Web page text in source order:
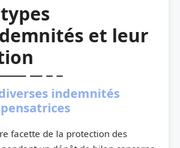
et leur
indemnités
facette de la protection des